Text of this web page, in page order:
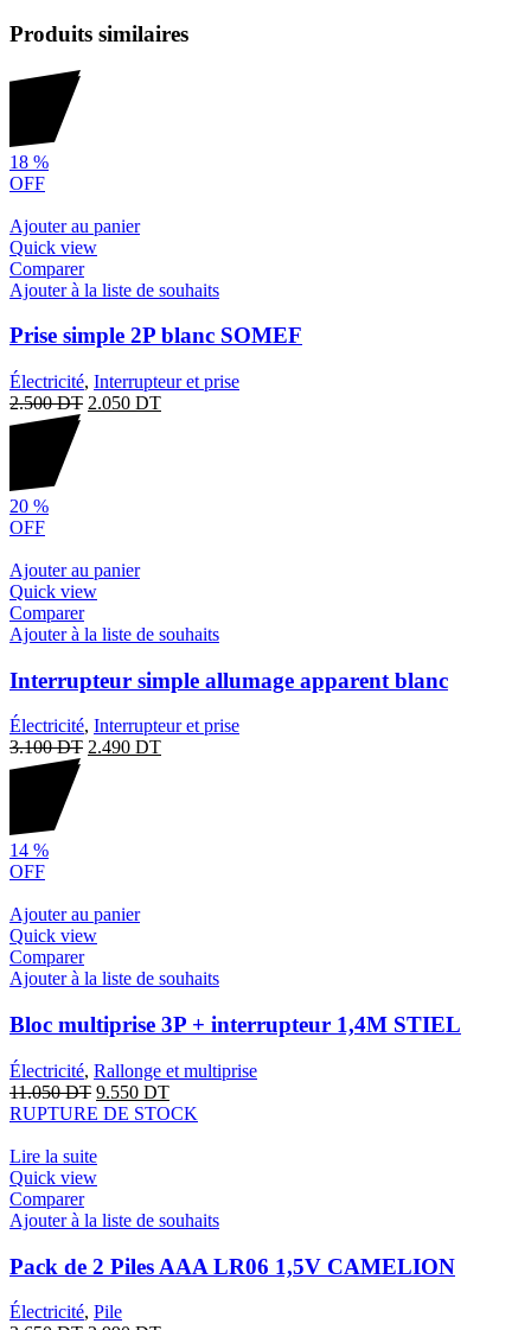
Produits similaires
18 %
OFF
Ajouter au panier
Quick view
Comparer
Ajouter à la liste de souhaits
Prise simple 2P blanc SOMEF
Électricité, Interrupteur et prise
2.500DT 2.050 DT
20 %
OFF
Ajouter au panier
Quick view
Comparer
Ajouter à la liste de souhaits
Interrupteur simple allumage apparent blanc
Électricité, Interrupteur et prise
3.100DT 2.490 DT
14 %
OFF
Ajouter au panier
Quick view
Comparer
Ajouter à la liste de souhaits
Bloc multiprise 3P + interrupteur 1,4M STIEL
Électricité, Rallonge et multiprise
11.050DT 9.550 DT
RUPTURE DE STOCK
Lire la suite
Quick view
Comparer
Ajouter à la liste de souhaits
Pack de 2 Piles AAA LR06 1,5V CAMELION
Électricité, Pile